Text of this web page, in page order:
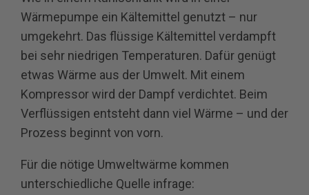
Wärmepumpe ein Kältemittel genutzt – nur
umgekehrt. Das flüssige Kältemittel verdampft
bei sehr niedrigen Temperaturen. Dafür genügt
etwas Wärme aus der Umwelt. Mit einem
Kompressor wird der Dampf verdichtet. Beim
Verflüssigen entsteht dann viel Wärme – und der
Prozess beginnt von vorn.
Für die nötige Umweltwärme kommen
unterschiedliche Quelle infrage: